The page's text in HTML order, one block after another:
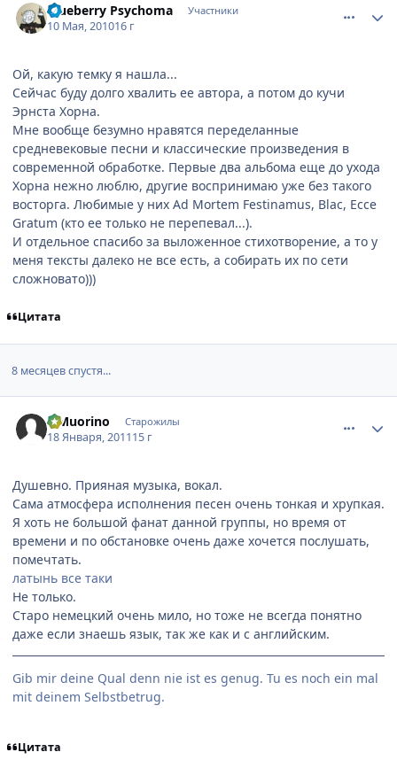
Blueberry Psychoma Участники
10 Мая, 201016 г
Ой, какую темку я нашла...
Сейчас буду долго хвалить ее автора, а потом до кучи
Эрнста Хорна.
Мне вообще безумно нравятся переделанные
средневековые песни и классические произведения в
современной обработке. Первые два альбома еще до ухода
Хорна нежно люблю, другие воспринимаю уже без такого
восторга. Любимые у них Ad Mortem Festinamus, Blac, Ecce
Gratum (кто ее только не перепевал...).
И отдельное спасибо за выложенное стихотворение, а то у
меня тексты далеко не все есть, а собирать их по сети
сложновато)))
Цитата
8 месяцев спустя...
elMuorino Старожилы
18 Января, 201115 г
Душевно. Прияная музыка, вокал.
Сама атмосфера исполнения песен очень тонкая и хрупкая.
Я хоть не большой фанат данной группы, но время от
времени и по обстановке очень даже хочется послушать,
помечтать.
латынь все таки
Не только.
Старо немецкий очень мило, но тоже не всегда понятно
даже если знаешь язык, так же как и с английским.
Gib mir deine Qual denn nie ist es genug. Tu es noch ein mal
mit deinem Selbstbetrug.
Цитата